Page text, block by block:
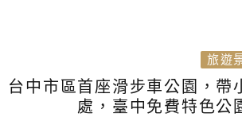
旅遊
台中市區首座滑步車公園，帶
處，臺中免費特色公